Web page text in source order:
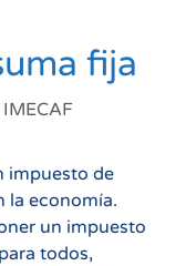
fija
impuesto de
la economía.
un impuesto
todos,